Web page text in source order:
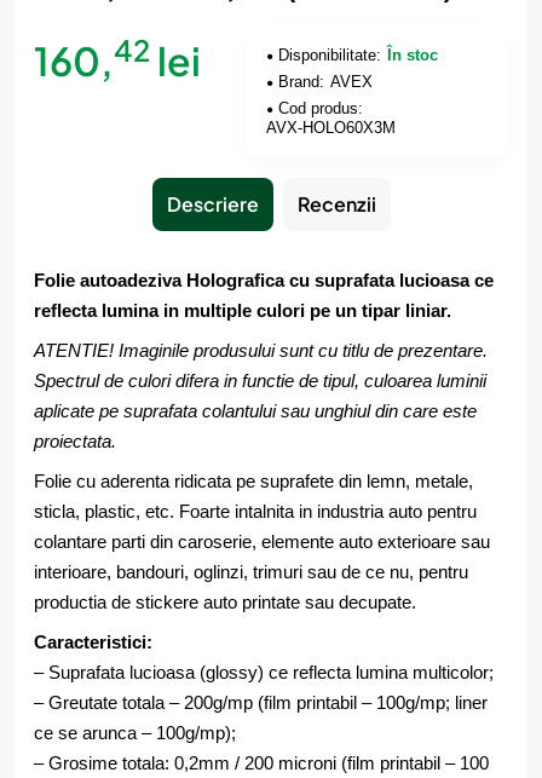
160,42 lei Disponibilitate:
În stoc
Brand: AVEX
Cod produs:
AVX-HOLO60X3M
Descriere Recenzii
Folie autoadeziva Holografica cu suprafata lucioasa ce
reflecta lumina in multiple culori pe un tipar liniar.
ATENTIE! Imaginile produsului sunt cu titlu de prezentare.
Spectrul de culori difera in functie de tipul, culoarea luminii
aplicate pe suprafata colantului sau unghiul din care este
proiectata.
Folie cu aderenta ridicata pe suprafete din lemn, metale,
sticla, plastic, etc. Foarte intalnita in industria auto pentru
colantare parti din caroserie, elemente auto exterioare sau
interioare, bandouri, oglinzi, trimuri sau de ce nu, pentru
productia de stickere auto printate sau decupate.
Caracteristici:
– Suprafata lucioasa (glossy) ce reflecta lumina multicolor;
– Greutate totala – 200g/mp (film printabil – 100g/mp; liner
ce se arunca – 100g/mp);
– Grosime totala: 0,2mm / 200 microni (film printabil – 100